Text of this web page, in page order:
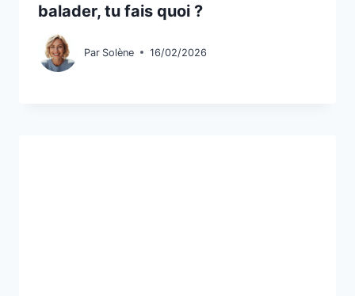
balader, tu fais quoi ?
Par Solène 16/02/2026